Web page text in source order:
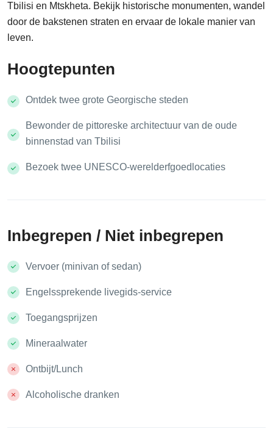
Tbilisi en Mtskheta. Bekijk historische monumenten, wandel
door de bakstenen straten en ervaar de lokale manier van
leven.
Hoogtepunten
Ontdek twee grote Georgische steden
Bewonder de pittoreske architectuur van de oude
binnenstad van Tbilisi
Bezoek twee UNESCO-werelderfgoedlocaties
Inbegrepen / Niet inbegrepen
Vervoer (minivan of sedan)
Engelssprekende livegids-service
Toegangsprijzen
Mineraalwater
Ontbijt/Lunch
Alcoholische dranken